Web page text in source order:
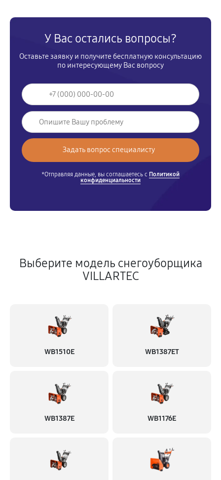
У Вас остались вопросы?
Оставьте заявку и получите бесплатную консультацию
по интересующему Вас вопросу
*Отправляя данные, вы соглашаетесь с Политикой
конфиденциальности
Выберите модель снегоуборщика
VILLARTEC
WB1510E WB1387ET
WB1387E WB1176E